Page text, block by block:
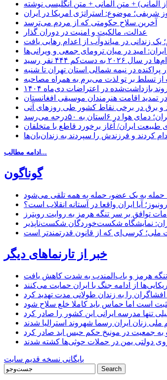
+ متن آلمانی + متن انگلیسی نوشته
شریفی؛ موضوع: استراتژی امریکا در ایران
آخرین سلاح حکومتی که از مردم می‌ترسد
عدالت، مالکیت و امنیت در دوران گذار
یک زندانی در میاندوآب از اعدام رهایی یافت
امید در میان ترومای جمعی و ویرانی‌ها
پراکنده در نیمه شمالی استان تهران تا شنبه
تسلط بر تو لذت می‌برم به همراه مصاحبه
تمدید اقامت هنرمندان موسیقی افغانستان
و برق در برخی نقاط کشور طی روزهای آتی
۶استان به ۵۰درجه می‌رسد
طبیعت ایران/ آغاز برخورد قاطع با متخلفان
کردند و فرزندش را سپردند به زندان‌بان‌ها
ادامه مطالب...
گوناگون
حمله به یک عضو، حمله به همه تلقی می‌شود
آیا ایران واقعا در آستانه انقلاب است؟
توافق بر سر تنگه هرمز به روایت رویترز
نمایشگاه شکست‌خوردگان شکست‌ناپذیر
ملی؛ کرسی‌ای که از قانون قدرتمندتر است
خبر از تارنماهای دیگر
تنگه هرمز و باب‌المندب به شدت کاهش یافت
از ادامه جنگ با ایران حمایت می‌کنند
را به زندان طولانی مدت تهدید کرد
است اما حماس باید کاملا خلع سلاح شود
تنها مدرسه ایرانی این کشور را صادر کرد
ملی زنان ایران رسما شهروند استرالیا شدند
به جمعیت در مونیخ حکم حبس ابد صادر کرد
بایگانی نسخه قدیم سایت